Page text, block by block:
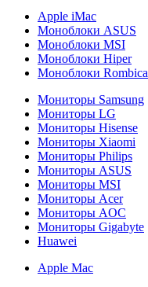
Apple iMac
Моноблоки ASUS
Моноблоки MSI
Моноблоки Hiper
Моноблоки Rombica
Мониторы Samsung
Мониторы LG
Мониторы Hisense
Мониторы Xiaomi
Мониторы Philips
Мониторы ASUS
Мониторы MSI
Мониторы Acer
Мониторы AOC
Мониторы Gigabyte
Huawei
Apple Mac